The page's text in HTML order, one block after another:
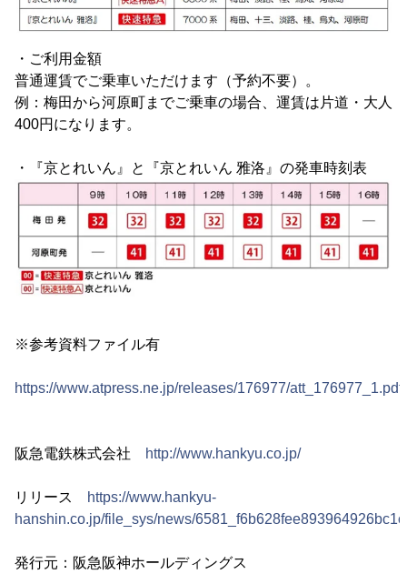
・ご利用金額
普通運賃でご乗車いただけます（予約不要）。
例：梅田から河原町までご乗車の場合、運賃は片道・大人
400円になります。
・『京とれいん』と『京とれいん 雅洛』の発車時刻表
※参考資料ファイル有
https://www.atpress.ne.jp/releases/176977/att_176977_1.pdf
阪急電鉄株式会社 http://www.hankyu.co.jp/
リリース
https://www.hankyu-
hanshin.co.jp/file_sys/news/
発行元：阪急阪神ホールディングス